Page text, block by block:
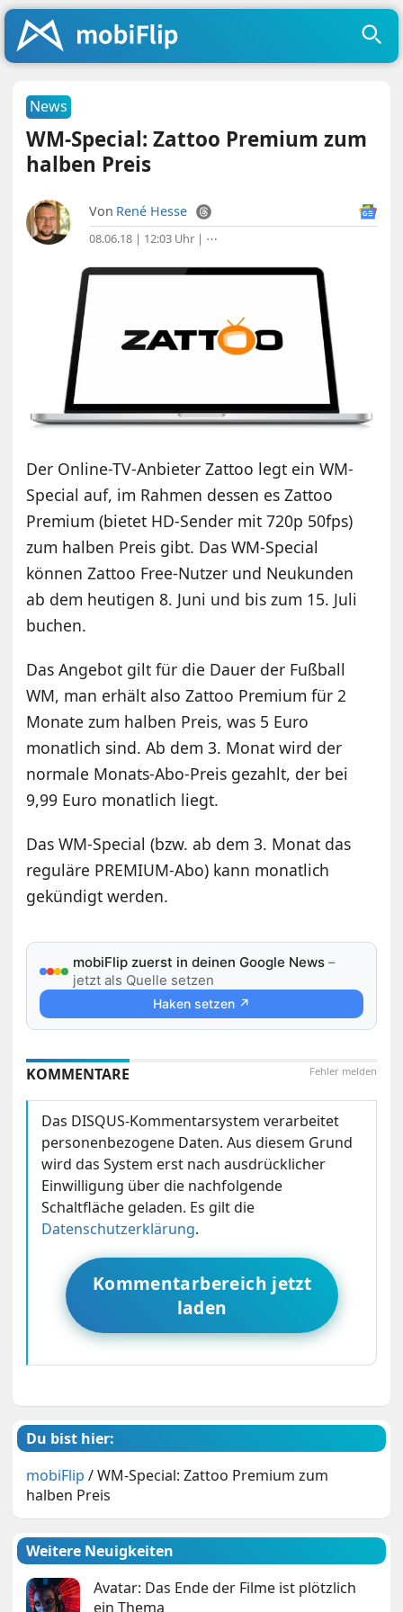
News
WM-Special: Zattoo Premium zum
halben Preis
Von René Hesse
08.06.18 | 12:03 Uhr | ⋯
Der Online-TV-Anbieter Zattoo legt ein WM-
Special auf, im Rahmen dessen es Zattoo
Premium (bietet HD-Sender mit 720p 50fps)
zum halben Preis gibt. Das WM-Special
können Zattoo Free-Nutzer und Neukunden
ab dem heutigen 8. Juni und bis zum 15. Juli
buchen.
Das Angebot gilt für die Dauer der Fußball
WM, man erhält also Zattoo Premium für 2
Monate zum halben Preis, was 5 Euro
monatlich sind. Ab dem 3. Monat wird der
normale Monats-Abo-Preis gezahlt, der bei
9,99 Euro monatlich liegt.
Das WM-Special (bzw. ab dem 3. Monat das
reguläre PREMIUM-Abo) kann monatlich
gekündigt werden.
mobiFlip zuerst in deinen Google News –
jetzt als Quelle setzen
Haken setzen ↗
Fehler melden
KOMMENTARE
Das DISQUS-Kommentarsystem verarbeitet
personenbezogene Daten. Aus diesem Grund
wird das System erst nach ausdrücklicher
Einwilligung über die nachfolgende
Schaltfläche geladen. Es gilt die
Datenschutzerklärung.
Kommentarbereich jetzt
laden
Du bist hier:
mobiFlip /WM-Special: Zattoo Premium zum
halben Preis
Weitere Neuigkeiten
Avatar: Das Ende der Filme ist plötzlich
ein Thema